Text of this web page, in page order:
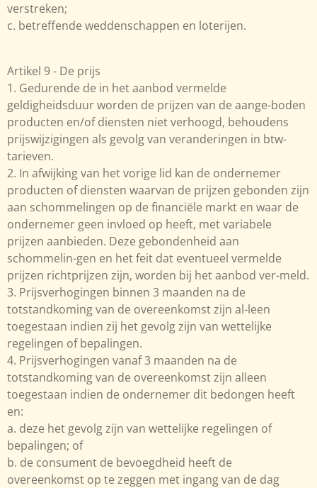
verstreken;
c. betreffende weddenschappen en loterijen.
Artikel 9 - De prijs
1. Gedurende de in het aanbod vermelde
geldigheidsduur worden de prijzen van de aange-boden
producten en/of diensten niet verhoogd, behoudens
prijswijzigingen als gevolg van veranderingen in btw-
tarieven.
2. In afwijking van het vorige lid kan de ondernemer
producten of diensten waarvan de prijzen gebonden zijn
aan schommelingen op de financiële markt en waar de
ondernemer geen invloed op heeft, met variabele
prijzen aanbieden. Deze gebondenheid aan
schommelin-gen en het feit dat eventueel vermelde
prijzen richtprijzen zijn, worden bij het aanbod ver-meld.
3. Prijsverhogingen binnen 3 maanden na de
totstandkoming van de overeenkomst zijn al-leen
toegestaan indien zij het gevolg zijn van wettelijke
regelingen of bepalingen.
4. Prijsverhogingen vanaf 3 maanden na de
totstandkoming van de overeenkomst zijn alleen
toegestaan indien de ondernemer dit bedongen heeft
en:
a. deze het gevolg zijn van wettelijke regelingen of
bepalingen; of
b. de consument de bevoegdheid heeft de
overeenkomst op te zeggen met ingang van de dag